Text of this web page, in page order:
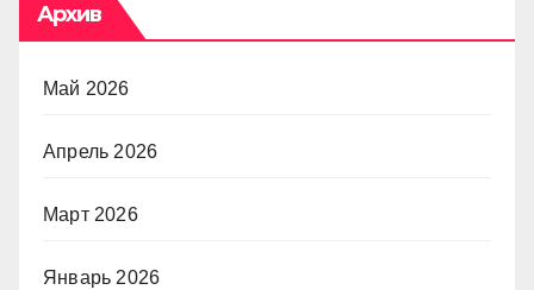
Архив
Май 2026
Апрель 2026
Март 2026
Январь 2026